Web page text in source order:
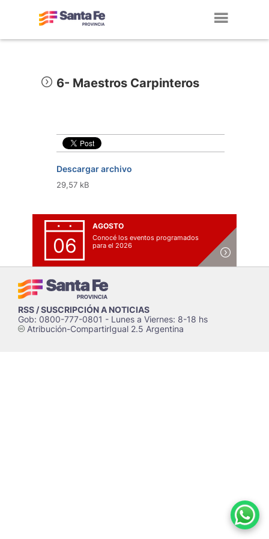
6- Maestros Carpinteros
Descargar archivo
29,57 kB
06
AGOSTO
Conocé los eventos programados
para el 2026
RSS / SUSCRIPCIÓN A NOTICIAS
Gob: 0800-777-0801 - Lunes a Viernes: 8-18 hs
cAtribución-CompartirIgual 2.5 Argentina